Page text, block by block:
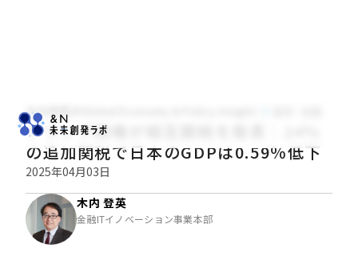
木内登英のGlobal Economy & Policy Insight
トランプ政権が相互関税を発表：24％
の追加関税で日本のGDPは0.59％低下
2025年04月03日
木内 登英
金融ITイノベーション事業本部